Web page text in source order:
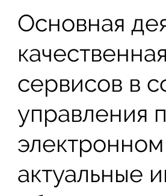
Основная
сервисов в
управления
актуальные